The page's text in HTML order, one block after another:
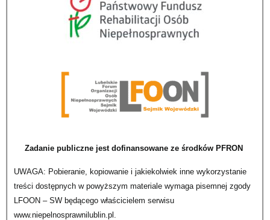
Zadanie publiczne jest dofinansowane ze środków PFRON
UWAGA: Pobieranie, kopiowanie i jakiekolwiek inne wykorzystanie
treści dostępnych w powyższym materiale wymaga pisemnej zgody
LFOON – SW będącego właścicielem serwisu
www.niepelnosprawnilublin.pl.